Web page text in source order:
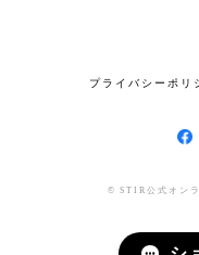
プライバシーポリ
© STIR公式オン